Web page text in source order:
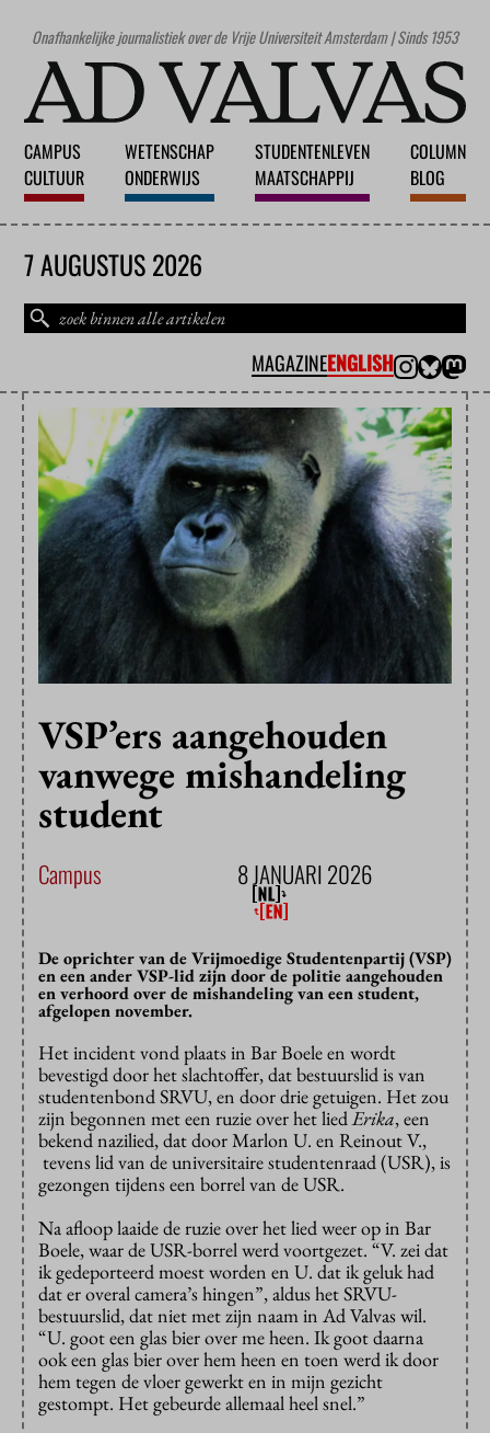
Onafhankelijke journalistiek over de Vrije Universiteit Amsterdam | Sinds 1953
CAMPUS
CULTUUR
WETENSCHAP
ONDERWIJS
STUDENTENLEVEN
MAATSCHAPPIJ
COLUMN
BLOG
7 AUGUSTUS 2026
MAGAZINEENGLISH
VSP’ers aangehouden
vanwege mishandeling
student
Campus 8 JANUARI 2026
De oprichter van de Vrijmoedige Studentenpartij (VSP)
en een ander VSP-lid zijn door de politie aangehouden
en verhoord over de mishandeling van een student,
afgelopen november.
Het incident vond plaats in Bar Boele en wordt
bevestigd door het slachtoffer, dat bestuurslid is van
studentenbond SRVU, en door drie getuigen. Het zou
zijn begonnen met een ruzie over het liedErika, een
bekend nazilied, dat door Marlon U. en Reinout V.,
tevens lid van de universitaire studentenraad (USR), is
gezongen tijdens een borrel van de USR.
Na afloop laaide de ruzie over het lied weer op in Bar
Boele, waar de USR-borrel werd voortgezet. “V. zei dat
ik gedeporteerd moest worden en U. dat ik geluk had
dat er overal camera’s hingen”, aldus het SRVU-
bestuurslid, dat niet met zijn naam in Ad Valvas wil.
“U. goot een glas bier over me heen. Ik goot daarna
ook een glas bier over hem heen en toen werd ik door
hem tegen de vloer gewerkt en in mijn gezicht
gestompt. Het gebeurde allemaal heel snel.”